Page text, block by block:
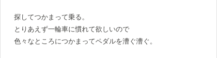
探してつかまって乗る。
とりあえず一輪車に慣れて欲しいので
色々なところにつかまってペダルを漕ぐ漕ぐ。